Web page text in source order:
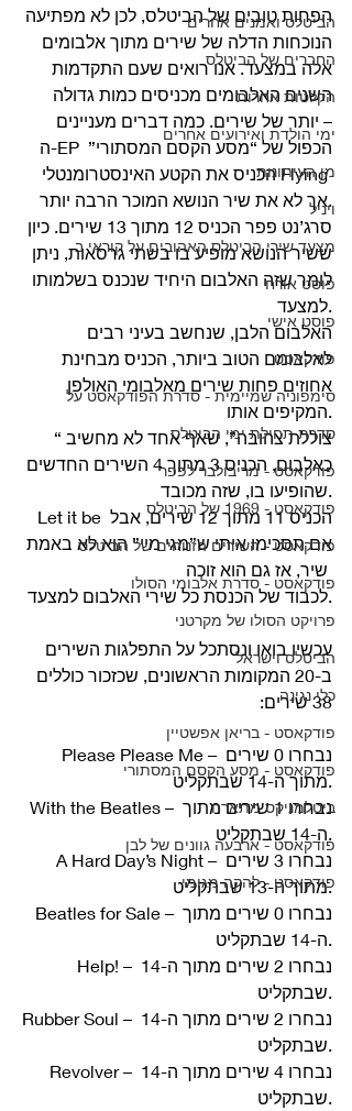
הביטלס ואמנים אחרים
החברים של הביטלס
הקלטות אחרות
ימי הולדת ואירועים אחרים
מן העיתונות
ויניל
מצעד שירי הביטלס האהובים על קוראי ב
פוסט אורח
פוסט אישי
פודקאסט
סימפוניה שמיימית - סדרת הפודקאסט על
סדרת תחילת ימי הביטלס
פודקאסט - מריבולבר לפפר
פודקאסט - 1969 של הביטלס
פודקאסט - השירים הזנוחים של הביטלס
פודקאסט - סדרת אלבומי הסולו
פרויקט הסולו של מקרטני
הביטלס וישראל
כלי נגינה
פודקאסט - בריאן אפשטיין
פודקאסט - מסע הקסם המסתורי
ביטלמניקס מתארח
פודקאסט - ארבעה גוונים של לבן
פודקאסט - להקה מגומי
הפחות טובים של הביטלס, לכן לא מפתיעה
הנוכחות הדלה של שירים מתוך אלבומים
אלה במצעד. אנו רואים שעם התקדמות
השנים האלבומים מכניסים כמות גדולה
יותר של שירים. כמה דברים מעניינים –
ה-EP הכפול של “מסע הקסם המסתורי”
הכניס את הקטע האינסטרומנטלי Flying
אך לא את שיר הנושא המוכר הרבה יותר.
סרג’נט פפר הכניס 12 מתוך 13 שירים. כיון
ששיר הנושא מופיע בו בשתי גרסאות, ניתן
לומר שזה האלבום היחיד שנכנס בשלמותו
למצעד.
האלבום הלבן, שנחשב בעיני רבים
לאלבומם הטוב ביותר, הכניס מבחינת
אחוזים פחות שירים מאלבומי האולפן
המקיפים אותו.
“צוללת צהובה”, שאף אחד לא מחשיב
כאלבום, הכניס 3 מתוך 4 השירים החדשים
שהופיעו בו, שזה מכובד.
Let it be הכניס 11 מתוך 12 שירים, אבל
אם תסכימו איתי ש”מגי מיי” הוא לא באמת
לכבוד של הכנסת כל שירי האלבום למצעד.
עכשיו בואו ונסתכל על התפלגות השירים
ב-20 המקומות הראשונים, שכזכור כוללים
38 שירים:
Please Please Me – נבחרו 0 שירים
מתוך ה-14 שבתקליט.
With the Beatles – נבחרו 1 שירים מתוך
ה-14 שבתקליט.
A Hard Day’s Night – נבחרו 3 שירים
מתוך ה-13 שבתקליט.
Beatles for Sale – נבחרו 0 שירים מתוך
ה-14 שבתקליט.
Help! – נבחרו 2 שירים מתוך ה-14
שבתקליט.
Rubber Soul – נבחרו 2 שירים מתוך ה-14
שבתקליט.
Revolver – נבחרו 4 שירים מתוך ה-14
שבתקליט.